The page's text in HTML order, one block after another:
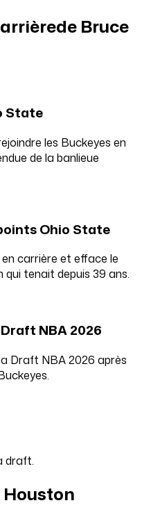
de Bruce
State
les Buckeyes en
de la banlieue
Ohio State
carrière et efface le
qui tenait depuis 39 ans.
NBA 2026
Draft NBA 2026 après
draft.